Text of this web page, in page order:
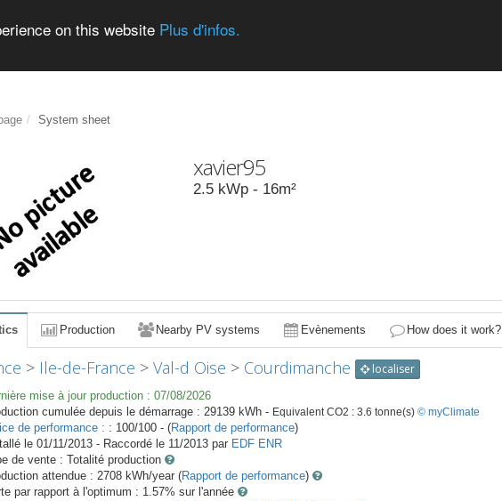
on this website Plus d'infos.
System sheet
xavier95
2.5 kWp - 16m²
Production Nearby PV systems Evènements How does it work?
> Ile-de-France >Val-d Oise > Courdimanche localiser
mise à jour production : 07/08/2026
cumulée depuis le démarrage : 29139 kWh - Equivalent CO2 : 3.6 tonne(s) © myClimate
de performance : : 100/100 - (Rapport de performance)
le 01/11/2013 - Raccordé le 11/2013 par EDF ENR
de vente : Totalité production
attendue : 2708 kWh/year (Rapport de performance)
par rapport à l'optimum : 1.57% sur l'année